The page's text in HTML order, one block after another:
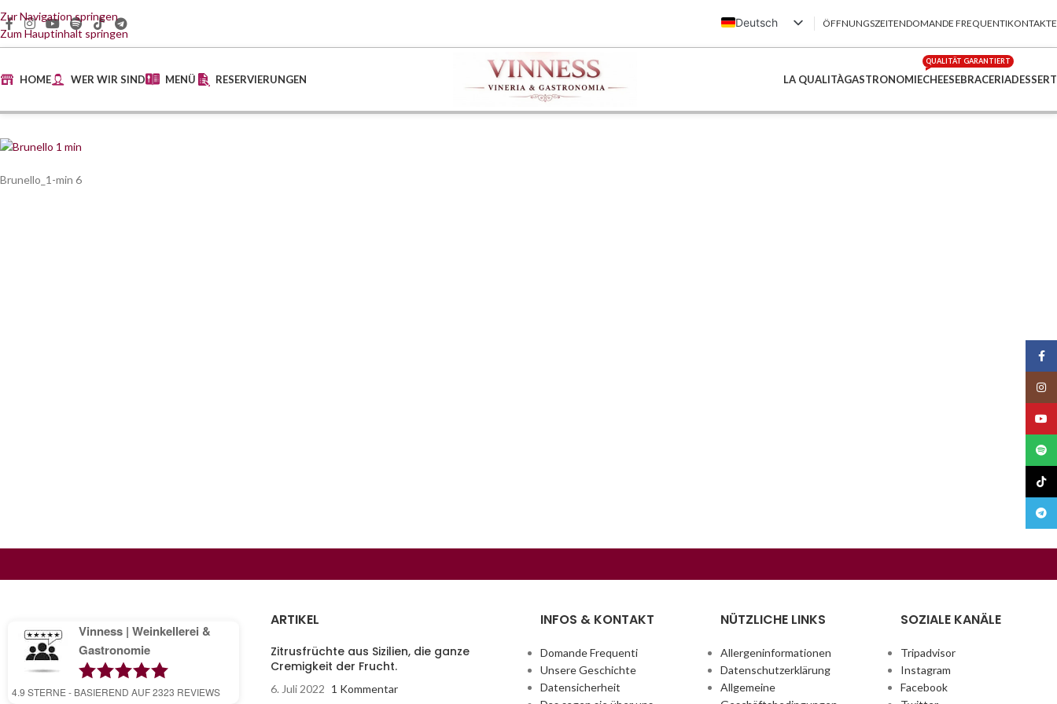
Zur Navigation springen
Zum Hauptinhalt springen
Deutsch
Italiano
English (UK)
ÖFFNUNGSZEITENDOMANDE FREQUENTIKONTAKTE
HOME WER WIR SIND MENÜ RESERVIERUNGEN LA QUALITÀGASTRONOMIECHEESE
QUALITÄT GARANTIERT
BRACERIADESSERT
Brunello_1-min 6
Vinness | Weinkellerei &
Gastronomie
4.9 STERNE - BASIEREND AUF2323 REVIEWS
ARTIKEL
Zitrusfrüchte aus Sizilien, die ganze
Cremigkeit der Frucht.
6. Juli 2022 1 Kommentar
INFOS & KONTAKT
Domande Frequenti
Unsere Geschichte
Datensicherheit
NÜTZLICHE LINKS
Allergeninformationen
Datenschutzerklärung
Allgemeine
SOZIALE KANÄLE
Tripadvisor
Instagram
Facebook